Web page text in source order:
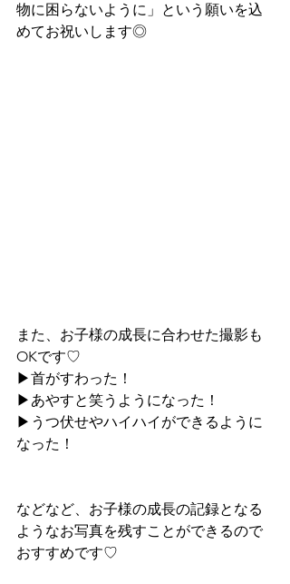
物に困らないように」という願いを込
めてお祝いします◎
また、お子様の成長に合わせた撮影も
OKです♡
▶︎首がすわった！
▶︎あやすと笑うようになった！
▶︎うつ伏せやハイハイができるように
なった！
などなど、お子様の成長の記録となる
ようなお写真を残すことができるので
おすすめです♡